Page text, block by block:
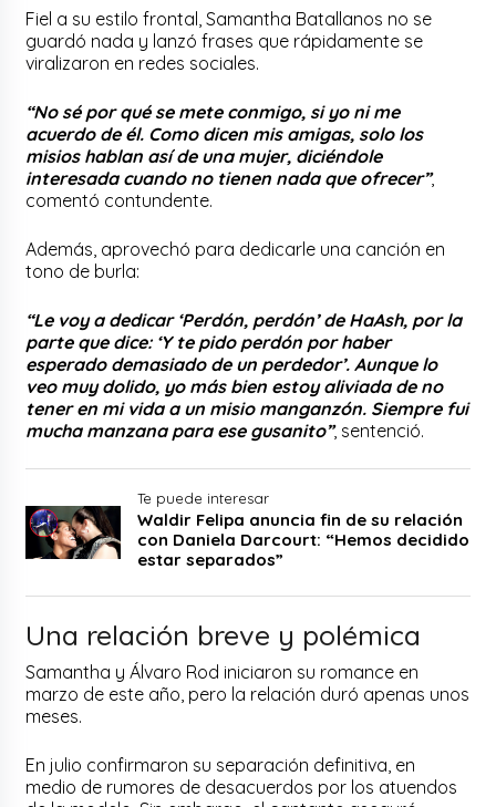
Fiel a su estilo frontal, Samantha Batallanos no se
guardó nada y lanzó frases que rápidamente se
viralizaron en redes sociales.
“No sé por qué se mete conmigo, si yo ni me
acuerdo de él. Como dicen mis amigas, solo los
misios hablan así de una mujer, diciéndole
interesada cuando no tienen nada que ofrecer”,
comentó contundente.
Además, aprovechó para dedicarle una canción en
tono de burla:
“Le voy a dedicar ‘Perdón, perdón’ de HaAsh, por la
parte que dice: ‘Y te pido perdón por haber
esperado demasiado de un perdedor’. Aunque lo
veo muy dolido, yo más bien estoy aliviada de no
tener en mi vida a un misio manganzón. Siempre fui
mucha manzana para ese gusanito”, sentenció.
Te puede interesar
Waldir Felipa anuncia fin de su relación
con Daniela Darcourt: “Hemos decidido
estar separados”
Una relación breve y polémica
Samantha y Álvaro Rod iniciaron su romance en
marzo de este año, pero la relación duró apenas unos
meses.
En julio confirmaron su separación definitiva, en
medio de rumores de desacuerdos por los atuendos